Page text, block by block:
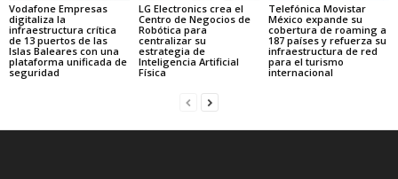
Vodafone Empresas
digitaliza la
infraestructura crítica
de 13 puertos de las
Islas Baleares con una
plataforma unificada de
seguridad
LG Electronics crea el
Centro de Negocios de
Robótica para
centralizar su
estrategia de
Inteligencia Artificial
Física
Telefónica Movistar
México expande su
cobertura de roaming a
187 países y refuerza su
infraestructura de red
para el turismo
internacional